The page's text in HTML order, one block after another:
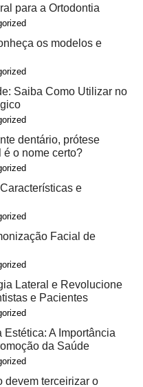
para a Ortodontia
os modelos e
Saiba Como Utilizar no
dentário, prótese
é o nome certo?
e
Facial de
Lateral e Revolucione
e Pacientes
A Importância
da Saúde
devem terceirizar o